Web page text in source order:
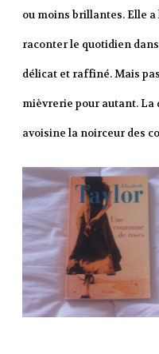
ou moins brillantes. Elle a
raconter le quotidien
délicat et raffiné. Mais
mièvrerie pour autant. La
avoisine la noirceur des